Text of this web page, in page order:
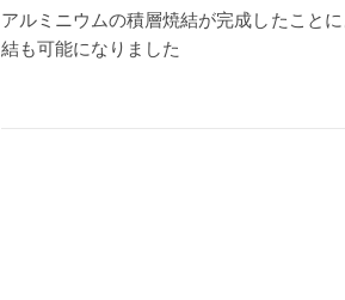
アルミニウムの積層焼結が完成したこと
結も可能になりました